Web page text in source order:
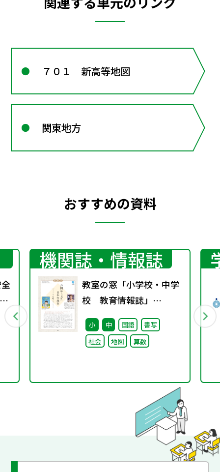
７０１ 新高等地図
関東地方
おすすめの資料
機関誌・情報誌
教室の窓「小学校・中学
校 教育情報誌」
vol.76 2025年9月発行
小 中 国語
書写
社会
地図 算数